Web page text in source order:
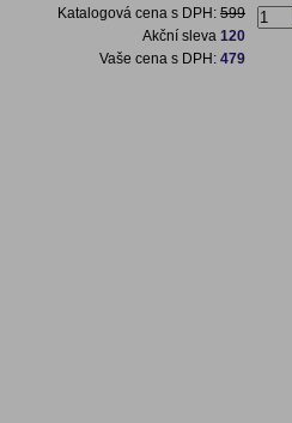
Katalogová cena s DPH: 599
Akční sleva 120
Vaše cena s DPH: 479